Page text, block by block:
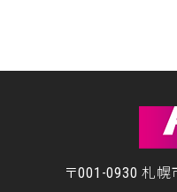
室蘭市Ｇ様ランク
美装
〒001-0930 札